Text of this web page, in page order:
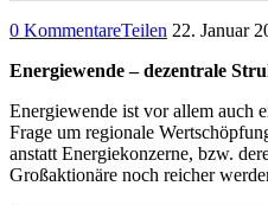
0 KommentareTeilen 22. Januar
Energiewende – dezentrale
Energiewende ist vor allem auch
Frage um regionale
anstatt Energiekonzerne, bzw.
Großaktionäre noch reicher